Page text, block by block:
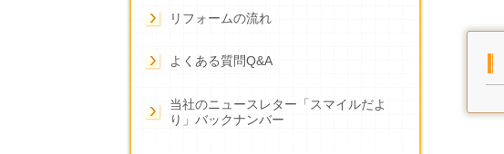
リフォームの流れ
よくある質問Q&A
当社のニュースレター「スマイルだよ
り」バックナンバー